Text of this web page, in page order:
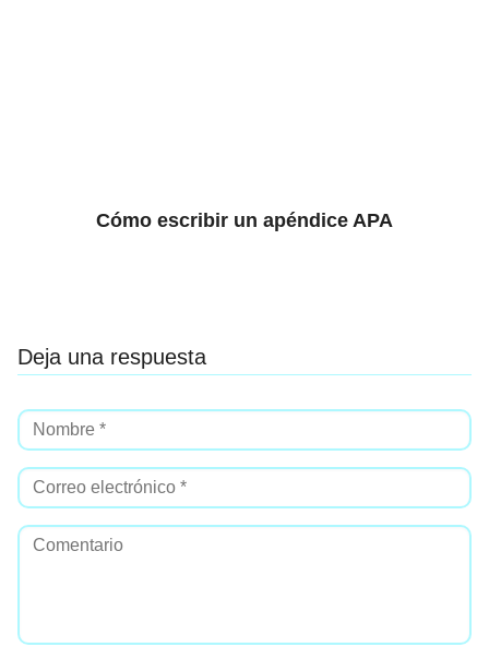
Cómo escribir un apéndice APA
Deja una respuesta